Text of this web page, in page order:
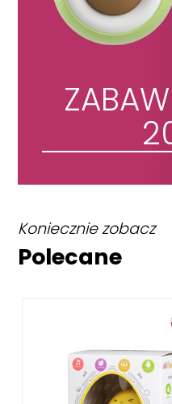
Koniecznie zobacz
Polecane